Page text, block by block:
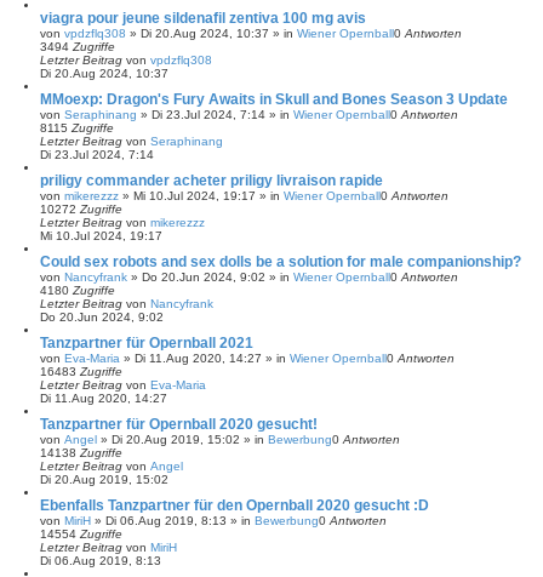
viagra pour jeune sildenafil zentiva 100 mg avis
von vpdzflq308 » Di 20.Aug 2024, 10:37 » in Wiener Opernball0 Antworten
3494 Zugriffe
Letzter Beitrag von vpdzflq308
Di 20.Aug 2024, 10:37
MMoexp: Dragon's Fury Awaits in Skull and Bones Season 3 Update
von Seraphinang » Di 23.Jul 2024, 7:14 » in Wiener Opernball0 Antworten
8115 Zugriffe
Letzter Beitrag von Seraphinang
Di 23.Jul 2024, 7:14
priligy commander acheter priligy livraison rapide
von mikerezzz » Mi 10.Jul 2024, 19:17 » in Wiener Opernball0 Antworten
10272 Zugriffe
Letzter Beitrag von mikerezzz
Mi 10.Jul 2024, 19:17
Could sex robots and sex dolls be a solution for male companionship?
von Nancyfrank » Do 20.Jun 2024, 9:02 » in Wiener Opernball0 Antworten
4180 Zugriffe
Letzter Beitrag von Nancyfrank
Do 20.Jun 2024, 9:02
Tanzpartner für Opernball 2021
von Eva-Maria » Di 11.Aug 2020, 14:27 » in Wiener Opernball0 Antworten
16483 Zugriffe
Letzter Beitrag von Eva-Maria
Di 11.Aug 2020, 14:27
Tanzpartner für Opernball 2020 gesucht!
von Angel » Di 20.Aug 2019, 15:02 » in Bewerbung0 Antworten
14138 Zugriffe
Letzter Beitrag von Angel
Di 20.Aug 2019, 15:02
Ebenfalls Tanzpartner für den Opernball 2020 gesucht :D
von MiriH » Di 06.Aug 2019, 8:13 » in Bewerbung0 Antworten
14554 Zugriffe
Letzter Beitrag von MiriH
Di 06.Aug 2019, 8:13